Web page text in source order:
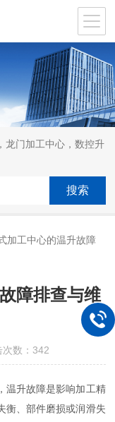
龙门加工中心，数控升
加工中心的温升故障
障排查与维
数：342
升故障是影响加工精
衡、部件磨损或润滑失